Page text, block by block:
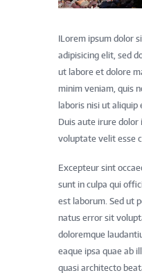
ILorem ipsum dolor
adipisicing elit, sed
ut labore et dolore
minim veniam, quis
laboris nisi ut aliquip
Duis aute irure
voluptate velit esse
Excepteur sint
sunt in culpa qui
est laborum. Sed ut
natus error sit
doloremque
eaque ipsa quae ab
quasi architecto